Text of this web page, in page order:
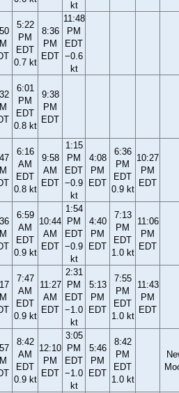
kt
5:22
PM
EDT
0.7 kt
8:36
PM
EDT
11:48
PM
EDT
−0.6
kt
6:01
PM
EDT
0.8 kt
9:38
PM
EDT
6:16
AM
EDT
0.8 kt
9:58
AM
EDT
1:15
PM
EDT
−0.9
kt
4:08
PM
EDT
6:36
PM
EDT
0.9 kt
10:27
PM
EDT
6:59
AM
EDT
0.9 kt
10:44
AM
EDT
1:54
PM
EDT
−0.9
kt
4:40
PM
EDT
7:13
PM
EDT
1.0 kt
11:06
PM
EDT
7:47
AM
EDT
0.9 kt
11:27
AM
EDT
2:31
PM
EDT
−1.0
kt
5:13
PM
EDT
7:55
PM
EDT
1.0 kt
11:43
PM
EDT
8:42
AM
EDT
0.9 kt
12:10
PM
EDT
3:05
PM
EDT
−1.0
kt
5:46
PM
EDT
8:42
PM
EDT
1.0 kt